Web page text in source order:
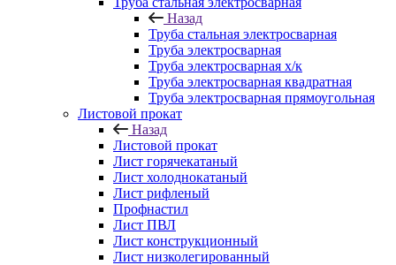
Назад
Труба стальная электросварная
Труба электросварная
Труба электросварная х/к
Труба электросварная квадратная
Труба электросварная прямоугольная
Листовой прокат
Назад
Листовой прокат
Лист горячекатаный
Лист холоднокатаный
Лист рифленый
Профнастил
Лист ПВЛ
Лист конструкционный
Лист низколегированный